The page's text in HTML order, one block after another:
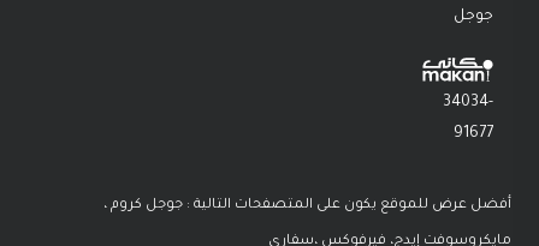
جوجل
34034-
91677
أفضل عرض للموقع يكون على المتصفحات التالية : جوجل كروم ،
مايكروسوفت إيدج، فيرفوكس ،سفاري